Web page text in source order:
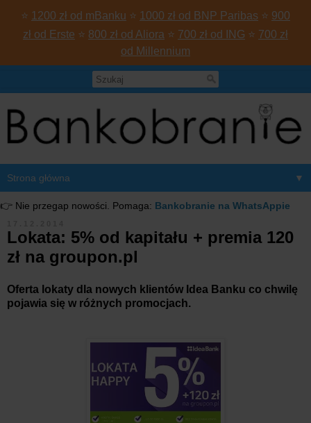
⭐ 1200 zł od mBanku ⭐ 1000 zł od BNP Paribas ⭐ 900
zł od Erste ⭐ 800 zł od Aliora ⭐ 700 zł od ING ⭐ 700 zł
od Millennium
▼
👉 Nie przegap nowości. Pomaga: Bankobranie na WhatsAppie
Lokata: 5% od kapitału + premia 120
zł na groupon.pl
Oferta lokaty dla nowych klientów Idea Banku co chwilę
pojawia się w różnych promocjach.